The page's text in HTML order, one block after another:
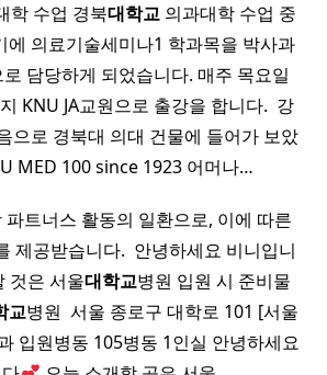
학 수업 경북대학교 의과대학 수업 중
에 의료기술세미나1 학과목을 박사과
담당하게 되었습니다. 매주 목요일
KNU JA교원으로 출강을 합니다. ​ 강
으로 경북대 의대 건물에 들어가 보았
MED 100 since 1923 어머나…
파트너스 활동의 일환으로, 이에 따른
제공받습니다. ​ 안녕하세요 비니입니
것은 서울대학교병원 입원 시 준비물
교병원 ​ 서울 종로구 대학로 101 [서울
입원병동 105병동 1인실 안녕하세요